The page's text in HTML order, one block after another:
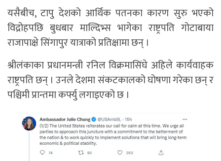
यसैबीच, टापु देशको आर्थिक पतनका कारण सुरु भएको
विद्रोहपछि बुधबार माल्दिभ्स भागेका राष्ट्रपति गोटाबाया
राजापाक्षे सिंगापुर यात्राको प्रतिक्षामा छन् ।
श्रीलंकाका प्रधानमन्त्री रनिल विक्रमासिंघे अहिले कार्यवाहक
राष्ट्रपति छन् । उनले देशमा संकटकालको घोषणा गरेका छन् र
पश्चिमी प्रान्तमा कर्फ्यु लगाइएको छ ।